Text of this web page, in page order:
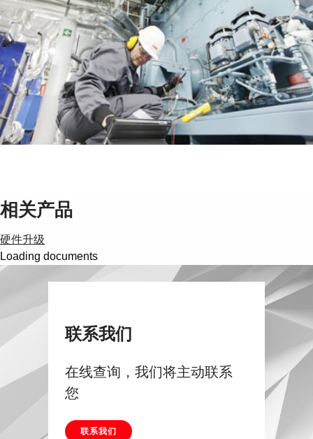
Suggestions
Products
0
相关产品
硬件升级
Loading documents
联系我们
在线查询，我们将主动联系
您
联系我们